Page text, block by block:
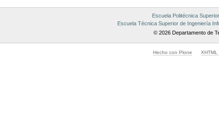
Escuela Politécnica Superior
Escuela Técnica Superior de Ingeniería
© 2026 Departamento de
Hecho con Plone XHTML